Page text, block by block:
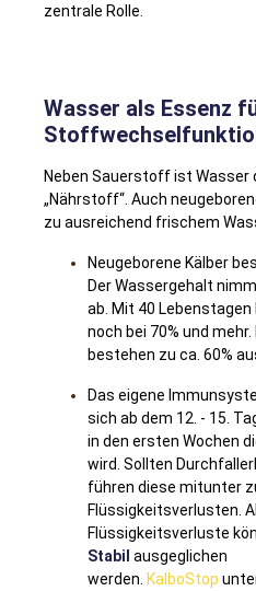
zentrale Rolle.
Wasser als Essenz
Neben Sauerstoff ist
„Nährstoff“. Auch
zu ausreichend frischem
Neugeborene Kälber
Der Wassergehalt
ab. Mit 40
noch bei 70% und
bestehen zu ca. 60%
Das eigene
sich ab dem 12. - 15.
in den ersten Wochen
wird. Sollten
führen diese mitunter
Flüssigkeitsverlusten.
Flüssigkeitsverluste
Stabil ausgeglichen
werden. KalboStop